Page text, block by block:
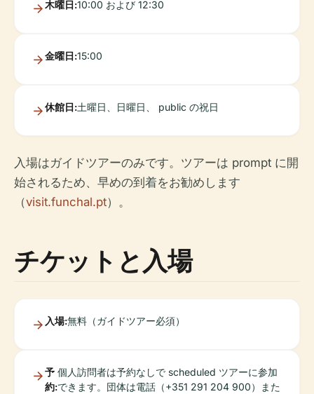
木曜日:10:00 および 12:30
金曜日:15:00
休館日:土曜日、日曜日、 public の祝日
入場はガイドツアーのみです。ツアーは prompt に開
始されるため、早めの到着をお勧めします
（visit.funchal.pt）。
チケットと入場
入場:無料（ガイドツアー必須）
予
約:
個人訪問者は予約なしで scheduled ツアーに参加
できます。団体は電話（+351 291 204 900）また